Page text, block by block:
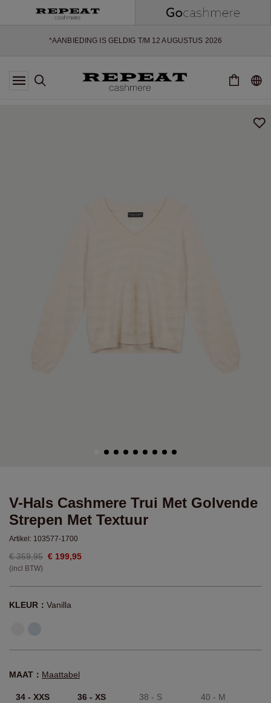
*AANBIEDING IS GELDIG T/M 12 AUGUSTUS 2026
*NIET GELDIG VOOR LIMITED EDITION
*UITZONDERINGEN KUNNEN VAN TOEPASSING ZIJN
V-Hals Cashmere Trui Met Golvende
Strepen Met Textuur
Artikel: 103577-1700
€ 359,95 € 199,95
(incl BTW)
KLEUR： Vanilla
MAAT： Maattabel
34 - XXS 36 - XS 38 - S 40 - M